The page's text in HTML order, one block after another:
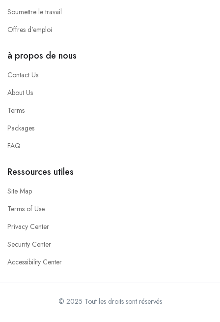
Soumettre le travail
Offres d’emploi
à propos de nous
Contact Us
About Us
Terms
Packages
FAQ
Ressources utiles
Site Map
Terms of Use
Privacy Center
Security Center
Accessibility Center
© 2025 Tout les droits sont réservés